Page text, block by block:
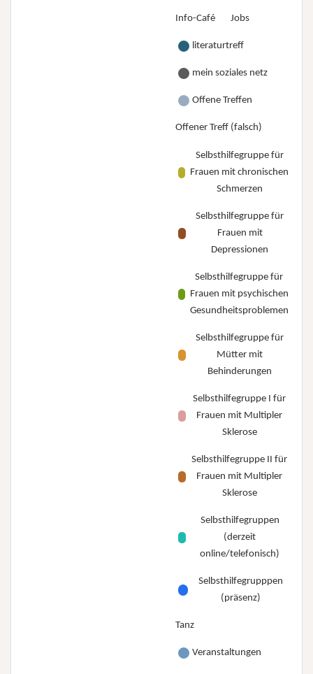
Info-Café Jobs
literaturtreff
mein soziales netz
Offene Treffen
Offener Treff (falsch)
Selbsthilfegruppe für
Frauen mit chronischen
Schmerzen
Selbsthilfegruppe für
Frauen mit
Depressionen
Selbsthilfegruppe für
Frauen mit psychischen
Gesundheitsproblemen
Selbsthilfegruppe für
Mütter mit
Behinderungen
Selbsthilfegruppe I für
Frauen mit Multipler
Sklerose
Selbsthilfegruppe II für
Frauen mit Multipler
Sklerose
Selbsthilfegruppen
(derzeit
online/telefonisch)
Selbsthilfegrupppen
(präsenz)
Tanz
Veranstaltungen